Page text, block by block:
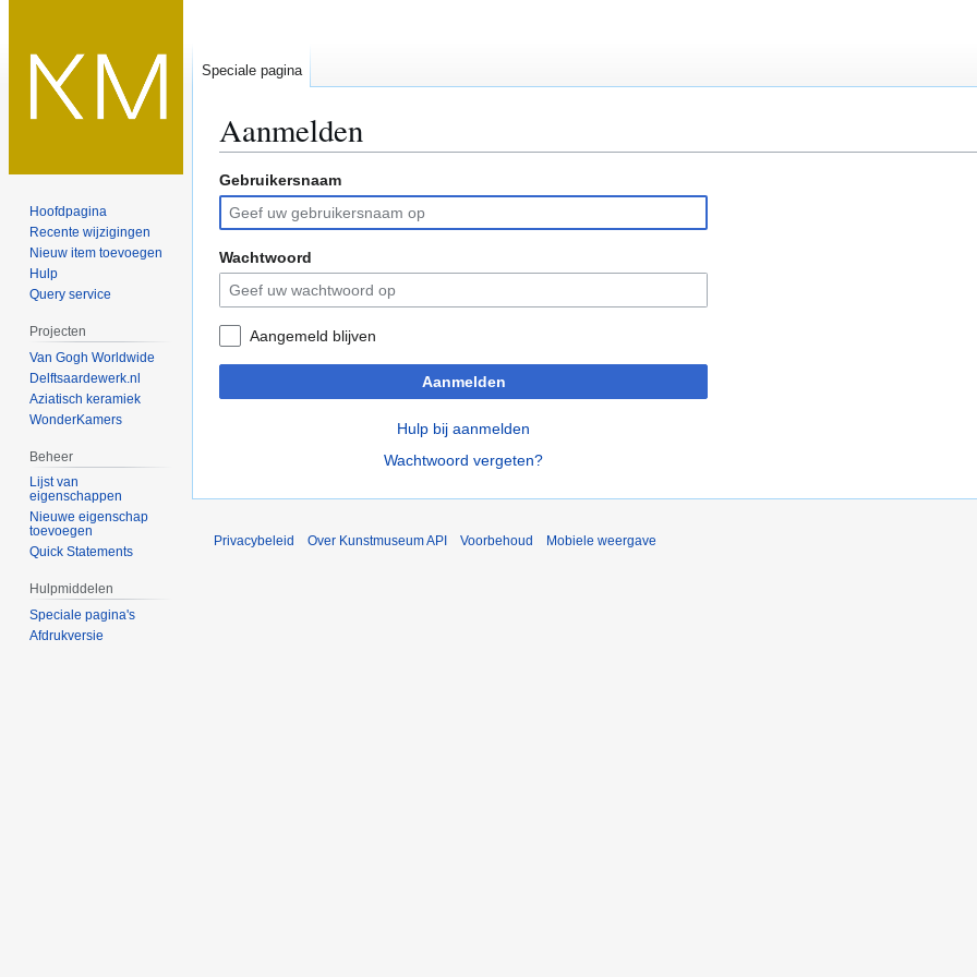
Aanmelden
Naar
navigatie
springen
Naar
zoeken
springen
Gebruikersnaam
Wachtwoord
Aangemeld blijven
Aanmelden
Hulp bij aanmelden
Wachtwoord vergeten?
Speciale pagina
Hoofdpagina
Recente wijzigingen
Nieuw item toevoegen
Hulp
Query service
Projecten
Van Gogh Worldwide
Delftsaardewerk.nl
Aziatisch keramiek
WonderKamers
Beheer
Lijst van
eigenschappen
Nieuwe eigenschap
toevoegen
Quick Statements
Hulpmiddelen
Speciale pagina's
Afdrukversie
Privacybeleid Over Kunstmuseum API Voorbehoud Mobiele weergave